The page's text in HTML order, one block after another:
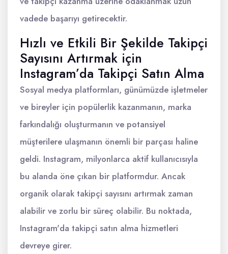
vadede başarıyı getirecektir.
Hızlı ve Etkili Bir Şekilde Takipçi
Sayısını Artırmak için
Instagram’da Takipçi Satın Alma
Sosyal medya platformları, günümüzde işletmeler
ve bireyler için popülerlik kazanmanın, marka
farkındalığı oluşturmanın ve potansiyel
müşterilere ulaşmanın önemli bir parçası haline
geldi. Instagram, milyonlarca aktif kullanıcısıyla
bu alanda öne çıkan bir platformdur. Ancak
organik olarak takipçi sayısını artırmak zaman
alabilir ve zorlu bir süreç olabilir. Bu noktada,
Instagram'da takipçi satın alma hizmetleri
devreye girer.